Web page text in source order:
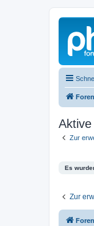
Zur
Es
Zur